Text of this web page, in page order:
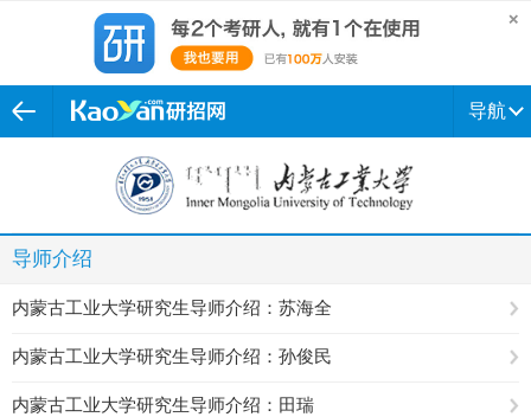
导航
导师介绍
内蒙古工业大学研究生导师介绍：苏海全
内蒙古工业大学研究生导师介绍：孙俊民
内蒙古工业大学研究生导师介绍：田瑞